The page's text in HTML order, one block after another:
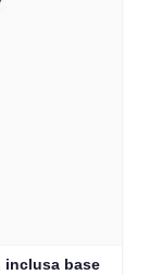
inclusa base